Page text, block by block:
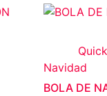
Navidad
BOLA DE